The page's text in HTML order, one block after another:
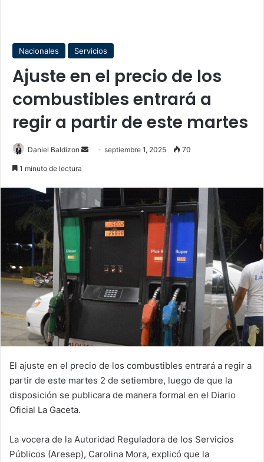
Nacionales Servicios
Ajuste en el precio de los
combustibles entrará a
regir a partir de este martes
Daniel Baldizon
Sendseptiembre 1, 2025 70
1 minuto de lectura
El ajuste en el precio de los combustibles entrará a regir a
partir de este martes 2 de setiembre, luego de que la
disposición se publicara de manera formal en el Diario
Oficial La Gaceta.
La vocera de la Autoridad Reguladora de los Servicios
Públicos (Aresep), Carolina Mora, explicó que la